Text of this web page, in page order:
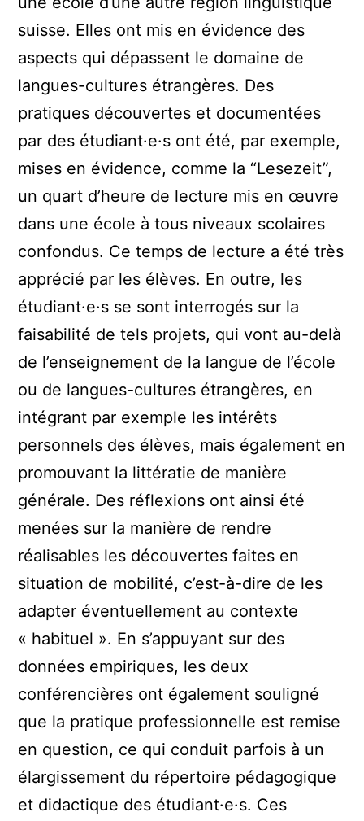
suisse. Elles ont mis en évidence des
aspects qui dépassent le domaine de
langues-cultures étrangères. Des
pratiques découvertes et documentées
par des étudiant·e·s ont été, par exemple,
mises en évidence, comme la “Lesezeit”,
un quart d’heure de lecture mis en œuvre
dans une école à tous niveaux scolaires
confondus. Ce temps de lecture a été très
apprécié par les élèves. En outre, les
étudiant·e·s se sont interrogés sur la
faisabilité de tels projets, qui vont au-delà
de l’enseignement de la langue de l’école
ou de langues-cultures étrangères, en
intégrant par exemple les intérêts
personnels des élèves, mais également en
promouvant la littératie de manière
générale. Des réflexions ont ainsi été
menées sur la manière de rendre
réalisables les découvertes faites en
situation de mobilité, c’est-à-dire de les
adapter éventuellement au contexte
« habituel ». En s’appuyant sur des
données empiriques, les deux
conférencières ont également souligné
que la pratique professionnelle est remise
en question, ce qui conduit parfois à un
élargissement du répertoire pédagogique
et didactique des étudiant·e·s. Ces